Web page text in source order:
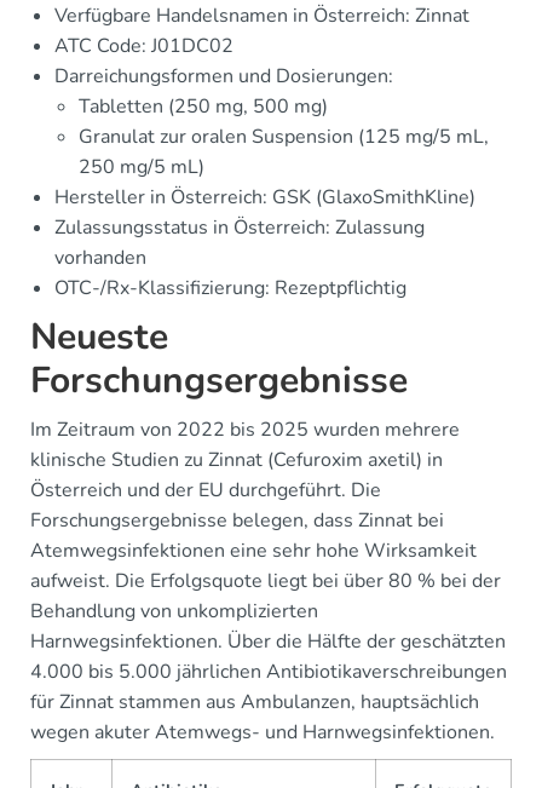
Verfügbare Handelsnamen in Österreich: Zinnat
ATC Code: J01DC02
Darreichungsformen und Dosierungen:
Tabletten (250 mg, 500 mg)
Granulat zur oralen Suspension (125 mg/5 mL,
250 mg/5 mL)
Hersteller in Österreich: GSK (GlaxoSmithKline)
Zulassungsstatus in Österreich: Zulassung
vorhanden
OTC-/Rx-Klassifizierung: Rezeptpflichtig
Neueste
Forschungsergebnisse
Im Zeitraum von 2022 bis 2025 wurden mehrere
klinische Studien zu Zinnat (Cefuroxim axetil) in
Österreich und der EU durchgeführt. Die
Forschungsergebnisse belegen, dass Zinnat bei
Atemwegsinfektionen eine sehr hohe Wirksamkeit
aufweist. Die Erfolgsquote liegt bei über 80 % bei der
Behandlung von unkomplizierten
Harnwegsinfektionen. Über die Hälfte der geschätzten
4.000 bis 5.000 jährlichen Antibiotikaverschreibungen
für Zinnat stammen aus Ambulanzen, hauptsächlich
wegen akuter Atemwegs- und Harnwegsinfektionen.